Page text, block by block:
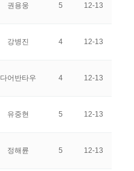
권용웅 5 12-13
강병진 4 12-13
다어반타우 4 12-13
유중현 5 12-13
정해륜 5 12-13